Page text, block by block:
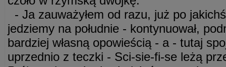
- Ja zauważyłem od razu, już po
jedziemy na południe - kontynuował,
bardziej własną opowieścią - a - tutaj
uprzednio z teczki - Sci-sie-fi-se leżą